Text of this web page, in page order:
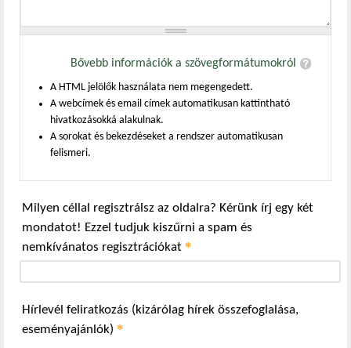
Bővebb információk a szövegformátumokról
A HTML jelölők használata nem megengedett.
A webcímek és email címek automatikusan kattintható
hivatkozásokká alakulnak.
A sorokat és bekezdéseket a rendszer automatikusan
felismeri.
Milyen céllal regisztrálsz az oldalra? Kérünk írj egy két
mondatot! Ezzel tudjuk kiszűrni a spam és
nemkívánatos regisztrációkat *
Hírlevél feliratkozás (kizárólag hírek összefoglalása,
eseményajánlók) *